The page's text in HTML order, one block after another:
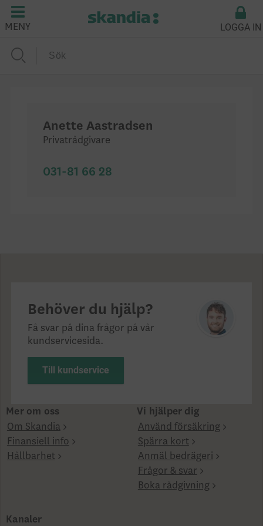
MENY LOGGA IN
Anette Aastradsen
Privatrådgivare
031-81 66 28
Behöver du hjälp?
Få svar på dina frågor på vår
kundservicesida.
Till kundservice
Mer om oss
Om Skandia
Finansiell info
Hållbarhet
Vi hjälper dig
Använd försäkring
Spärra kort
Anmäl bedrägeri
Frågor & svar
Boka rådgivning
Kanaler